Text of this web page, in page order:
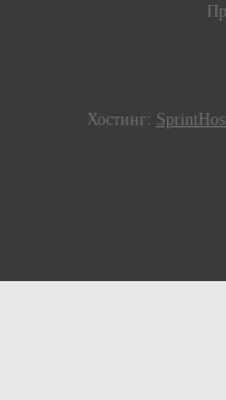
Хостинг: